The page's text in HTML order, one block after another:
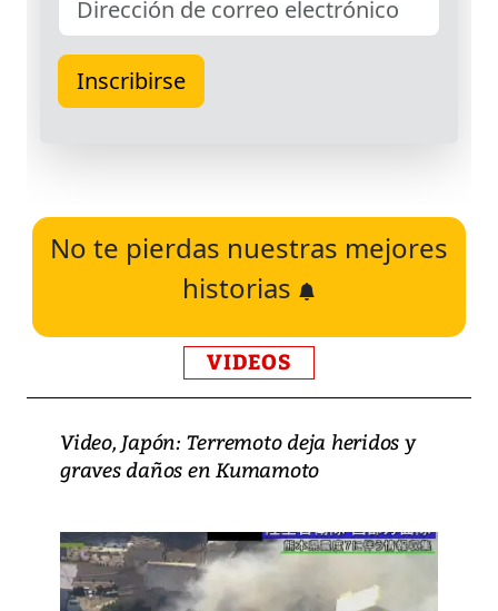
No te pierdas nuestras mejores
historias
VIDEOS
Video, Japón: Terremoto deja heridos y
graves daños en Kumamoto